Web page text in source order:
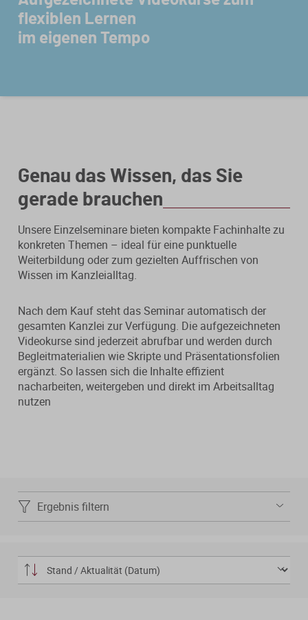
Steuerberatungsverträge
Formulare
Fachinhalte rund um Steuerrecht und
Kanzleipraxis.
Merkblätter
Checklisten
Bücher / Broschüren
Digitale Anwendungen
Digitale Tools zur Unterstützung von
FormularPilot
StBVV-Rechner
Gebühren­berechnung leicht
Seminar-Pakete
Ausbildungsbegleitung
Interaktion und nachträglichem
Zugriff auf Aufzeichnungen.
Live-Termine
Aufzeichnungen
Kanzleischulungen
Didaktisch aufgebaute Online-Kurse
mit Schaubildern und Testfragen.
Geldwäscheprävention
IT-Sicherheit
Berufsrecht
Einkommensteuererklärung
Steuern
Gewerbesteuer
Körperschaft- / Umwandlungsteuer
Lohnsteuer
Umsatzsteuer
Verfahrensrecht / Abgabenordnung
Buchführung / Bilanzierung
Kanzleiorganisation
Praxisvereinbarungen
Gemeinnützigkeit
flexiblen Lernen
im eigenen Tempo
Genau das Wissen, das Sie
gerade brauchen
Unsere Einzelseminare bieten kompakte Fachinhalte zu
konkreten Themen – ideal für eine punktuelle
Weiterbildung oder zum gezielten Auffrischen von
Wissen im Kanzleialltag.
Nach dem Kauf steht das Seminar automatisch der
gesamten Kanzlei zur Verfügung. Die aufgezeichneten
Videokurse sind jederzeit abrufbar und werden durch
Begleitmaterialien wie Skripte und Präsentationsfolien
ergänzt. So lassen sich die Inhalte effizient
nacharbeiten, weitergeben und direkt im Arbeitsalltag
nutzen
Ergebnis filtern